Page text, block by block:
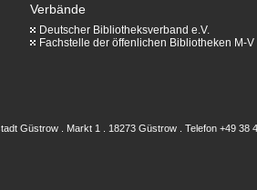
Verbände
Deutscher Bibliotheksverband e.V.
Fachstelle der öffenlichen Bibliotheken M-V
Güstrow . Markt 1 . 18273 Güstrow . Telefon +49 38